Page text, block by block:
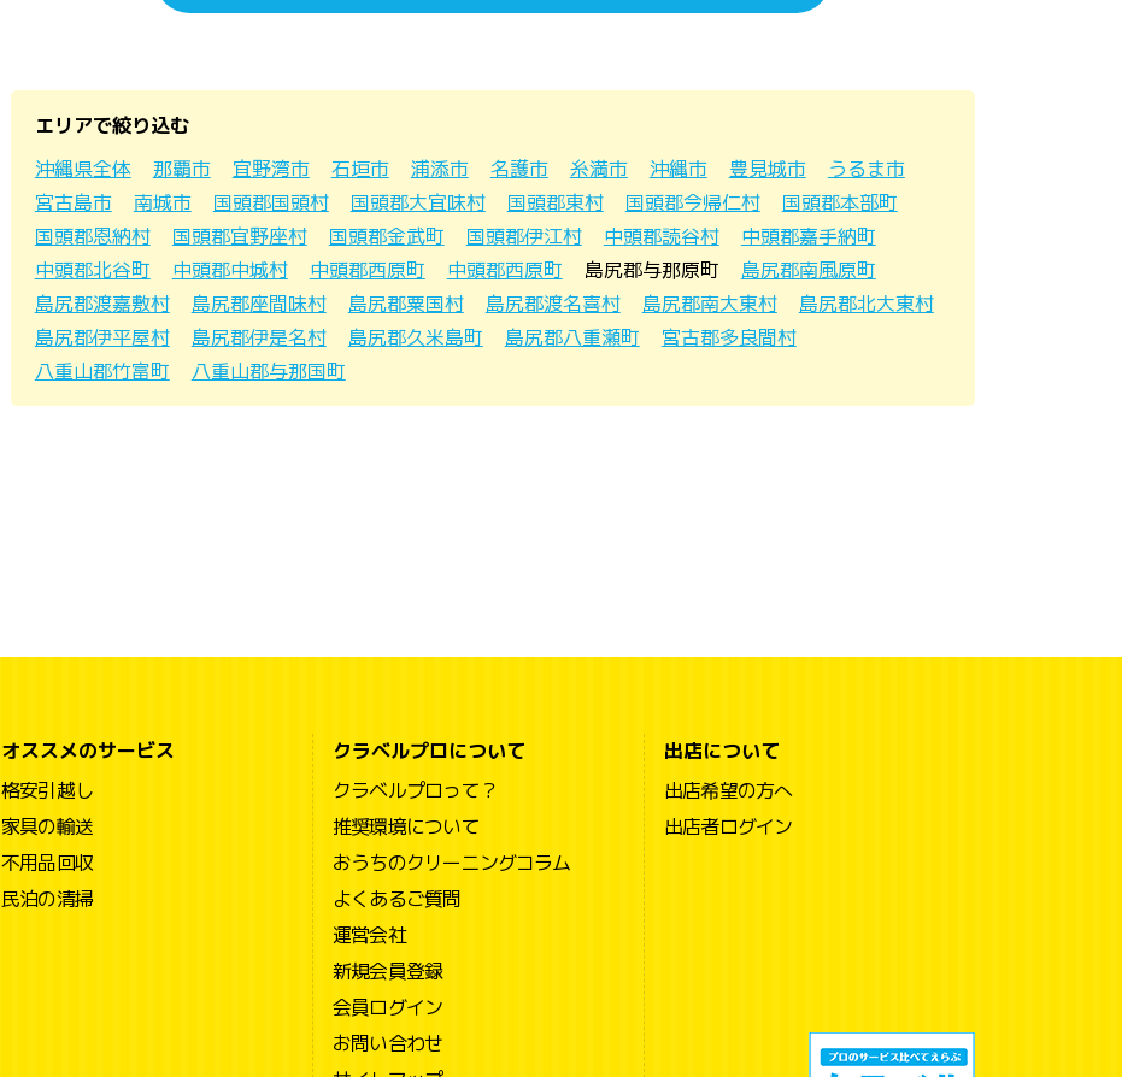
エリアで絞り込む
沖縄県全体
那覇市 宜野湾市 石垣市 浦添市 名護市 糸満市 沖縄市 豊見城市
うるま市
宮古島市
南城市 国頭郡国頭村 国頭郡大宜味村 国頭郡東村 国頭郡今帰仁村
国頭郡本部町
国頭郡恩納村
国頭郡宜野座村 国頭郡金武町 国頭郡伊江村 中頭郡読谷村
中頭郡嘉手納町
中頭郡北谷町
中頭郡中城村 中頭郡西原町 中頭郡西原町 島尻郡与那原町
島尻郡南風原町
島尻郡渡嘉敷村
島尻郡座間味村 島尻郡粟国村 島尻郡渡名喜村 島尻郡南大東村
島尻郡北大東村
島尻郡伊平屋村
島尻郡伊是名村 島尻郡久米島町 島尻郡八重瀬町
宮古郡多良間村
八重山郡竹富町
八重山郡与那国町
オススメのサービス
格安引越し
家具の輸送
不用品回収
民泊の清掃
クラベルプロについて
クラベルプロって？
推奨環境について
おうちのクリーニングコラム
よくあるご質問
運営会社
新規会員登録
会員ログイン
お問い合わせ
出店について
出店希望の方へ
出店者ログイン